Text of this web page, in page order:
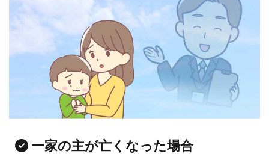
一家の主が亡くなった場合